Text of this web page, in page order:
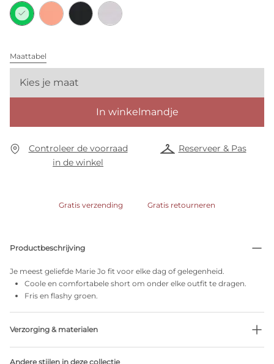
Maattabel
Kies je maat
In winkelmandje
Controleer de voorraad
in de winkel
Reserveer & Pas
Gratis verzending Gratis retourneren
Productbeschrijving
Je meest geliefde Marie Jo fit voor elke dag of gelegenheid.
Coole en comfortabele short om onder elke outfit te dragen.
Fris en flashy groen.
Verzorging & materialen
Andere stijlen in deze collectie